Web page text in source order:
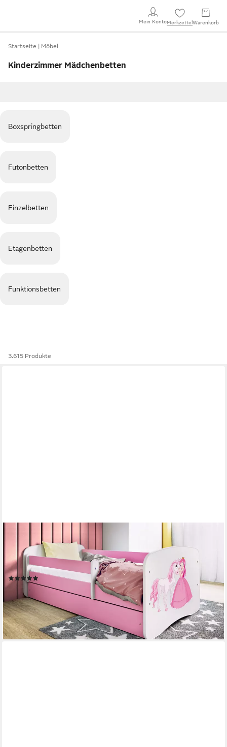
Mein KontoMerkzettel Warenkorb
Startseite Möbel
Kinderzimmer Mädchenbetten
Boxspringbetten
Futonbetten
Einzelbetten
Etagenbetten
Funktionsbetten
3.615 Produkte
Kinderbett 70x140, 80x160, 80x180 cm - Komplettset mit
Schublade (Bett für Mädchen, Einzelbett Kinder 2–12, mit
Rausfallschutz & Lattenrost), verschiedene Farben & Designs
ab 221,90 € UVP
-26%
lieferbar - in 5-6 Werktagen bei dir